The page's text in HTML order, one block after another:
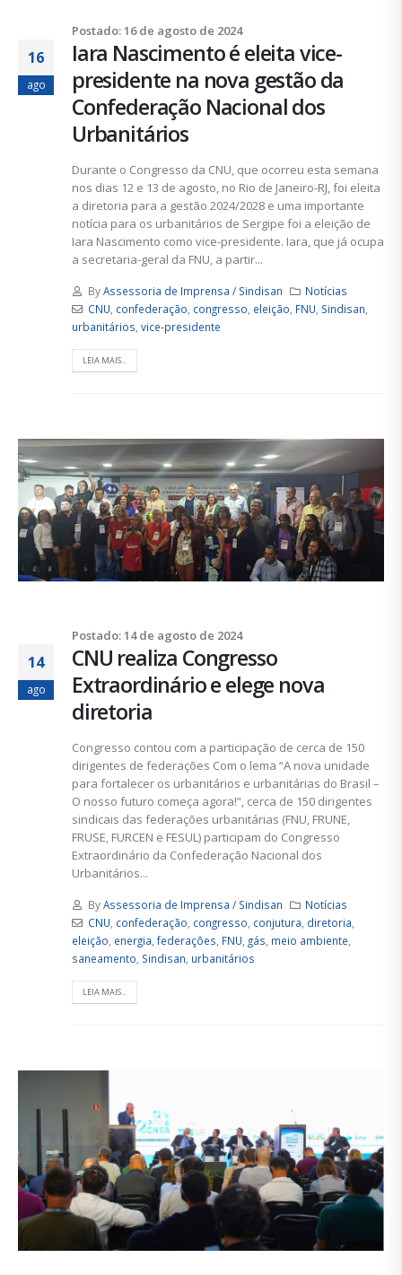
Postado: 16 de agosto de 2024
16
ago
Iara Nascimento é eleita vice-
presidente na nova gestão da
Confederação Nacional dos
Urbanitários
Durante o Congresso da CNU, que ocorreu esta semana
nos dias 12 e 13 de agosto, no Rio de Janeiro-RJ, foi eleita
a diretoria para a gestão 2024/2028 e uma importante
notícia para os urbanitários de Sergipe foi a eleição de
Iara Nascimento como vice-presidente. Iara, que já ocupa
a secretaria-geral da FNU, a partir...
ByAssessoria de Imprensa / Sindisan
Notícias
CNU confederação congresso eleição FNU Sindisan
urbanitários vice-presidente
LEIA MAIS...
Postado: 14 de agosto de 2024
14
ago
CNU realiza Congresso
Extraordinário e elege nova
diretoria
Congresso contou com a participação de cerca de 150
dirigentes de federações Com o lema “A nova unidade
para fortalecer os urbanitários e urbanitárias do Brasil –
O nosso futuro começa agora!”, cerca de 150 dirigentes
sindicais das federações urbanitárias (FNU, FRUNE,
FRUSE, FURCEN e FESUL) participam do Congresso
Extraordinário da Confederação Nacional dos
Urbanitários...
ByAssessoria de Imprensa / Sindisan
Notícias
CNU confederação congresso conjutura diretoria
eleição energia federações FNU gás meio ambiente
saneamento Sindisan urbanitários
LEIA MAIS...